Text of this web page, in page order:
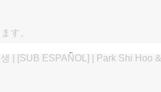
す。
| [SUB ESPAÑOL] | Park Shi Hoo &